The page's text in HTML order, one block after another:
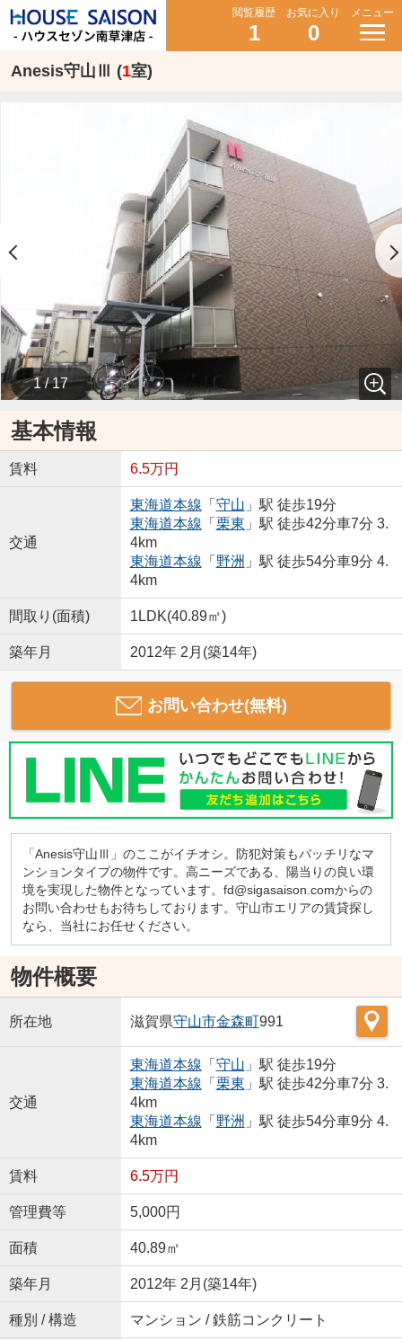
閲覧履歴
1
お気に入り
0
メニュー
Anesis守山Ⅲ (1室)
1 / 17
基本情報
賃料 6.5万円
交通
東海道本線 「 守山 」駅 徒歩19分
東海道本線 「 栗東 」駅 徒歩42分車7分 3.
4km
東海道本線 「 野洲 」駅 徒歩54分車9分 4.
4km
間取り(面積) 1LDK(40.89㎡)
築年月 2012年 2月(築14年)
お問い合わせ(無料)
「Anesis守山Ⅲ」のここがイチオシ。防犯対策もバッチリなマ
ンションタイプの物件です。高ニーズである、陽当りの良い環
境を実現した物件となっています。fd@sigasaison.comからの
お問い合わせもお待ちしております。守山市エリアの賃貸探し
なら、当社にお任せください。
物件概要
所在地 滋賀県守山市金森町991
交通
東海道本線 「 守山 」駅 徒歩19分
東海道本線 「 栗東 」駅 徒歩42分車7分 3.
4km
東海道本線 「 野洲 」駅 徒歩54分車9分 4.
4km
賃料 6.5万円
管理費等 5,000円
面積 40.89㎡
築年月 2012年 2月(築14年)
種別 / 構造 マンション / 鉄筋コンクリート